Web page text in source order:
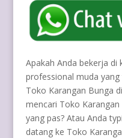
Apakah Anda bekerja di
professional muda
Toko Karangan Bunga
mencari Toko
yang pas? Atau Anda
datang ke Toko